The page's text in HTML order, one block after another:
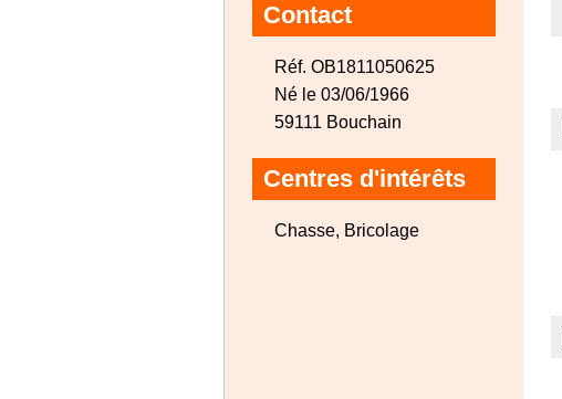
Contact
Réf. OB1811050625
Né le 03/06/1966
59111 Bouchain
Centres d'intérêts
Chasse, Bricolage